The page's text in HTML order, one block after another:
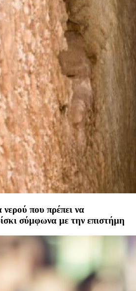
που πρέπει να
σύμφωνα με την επιστήμη